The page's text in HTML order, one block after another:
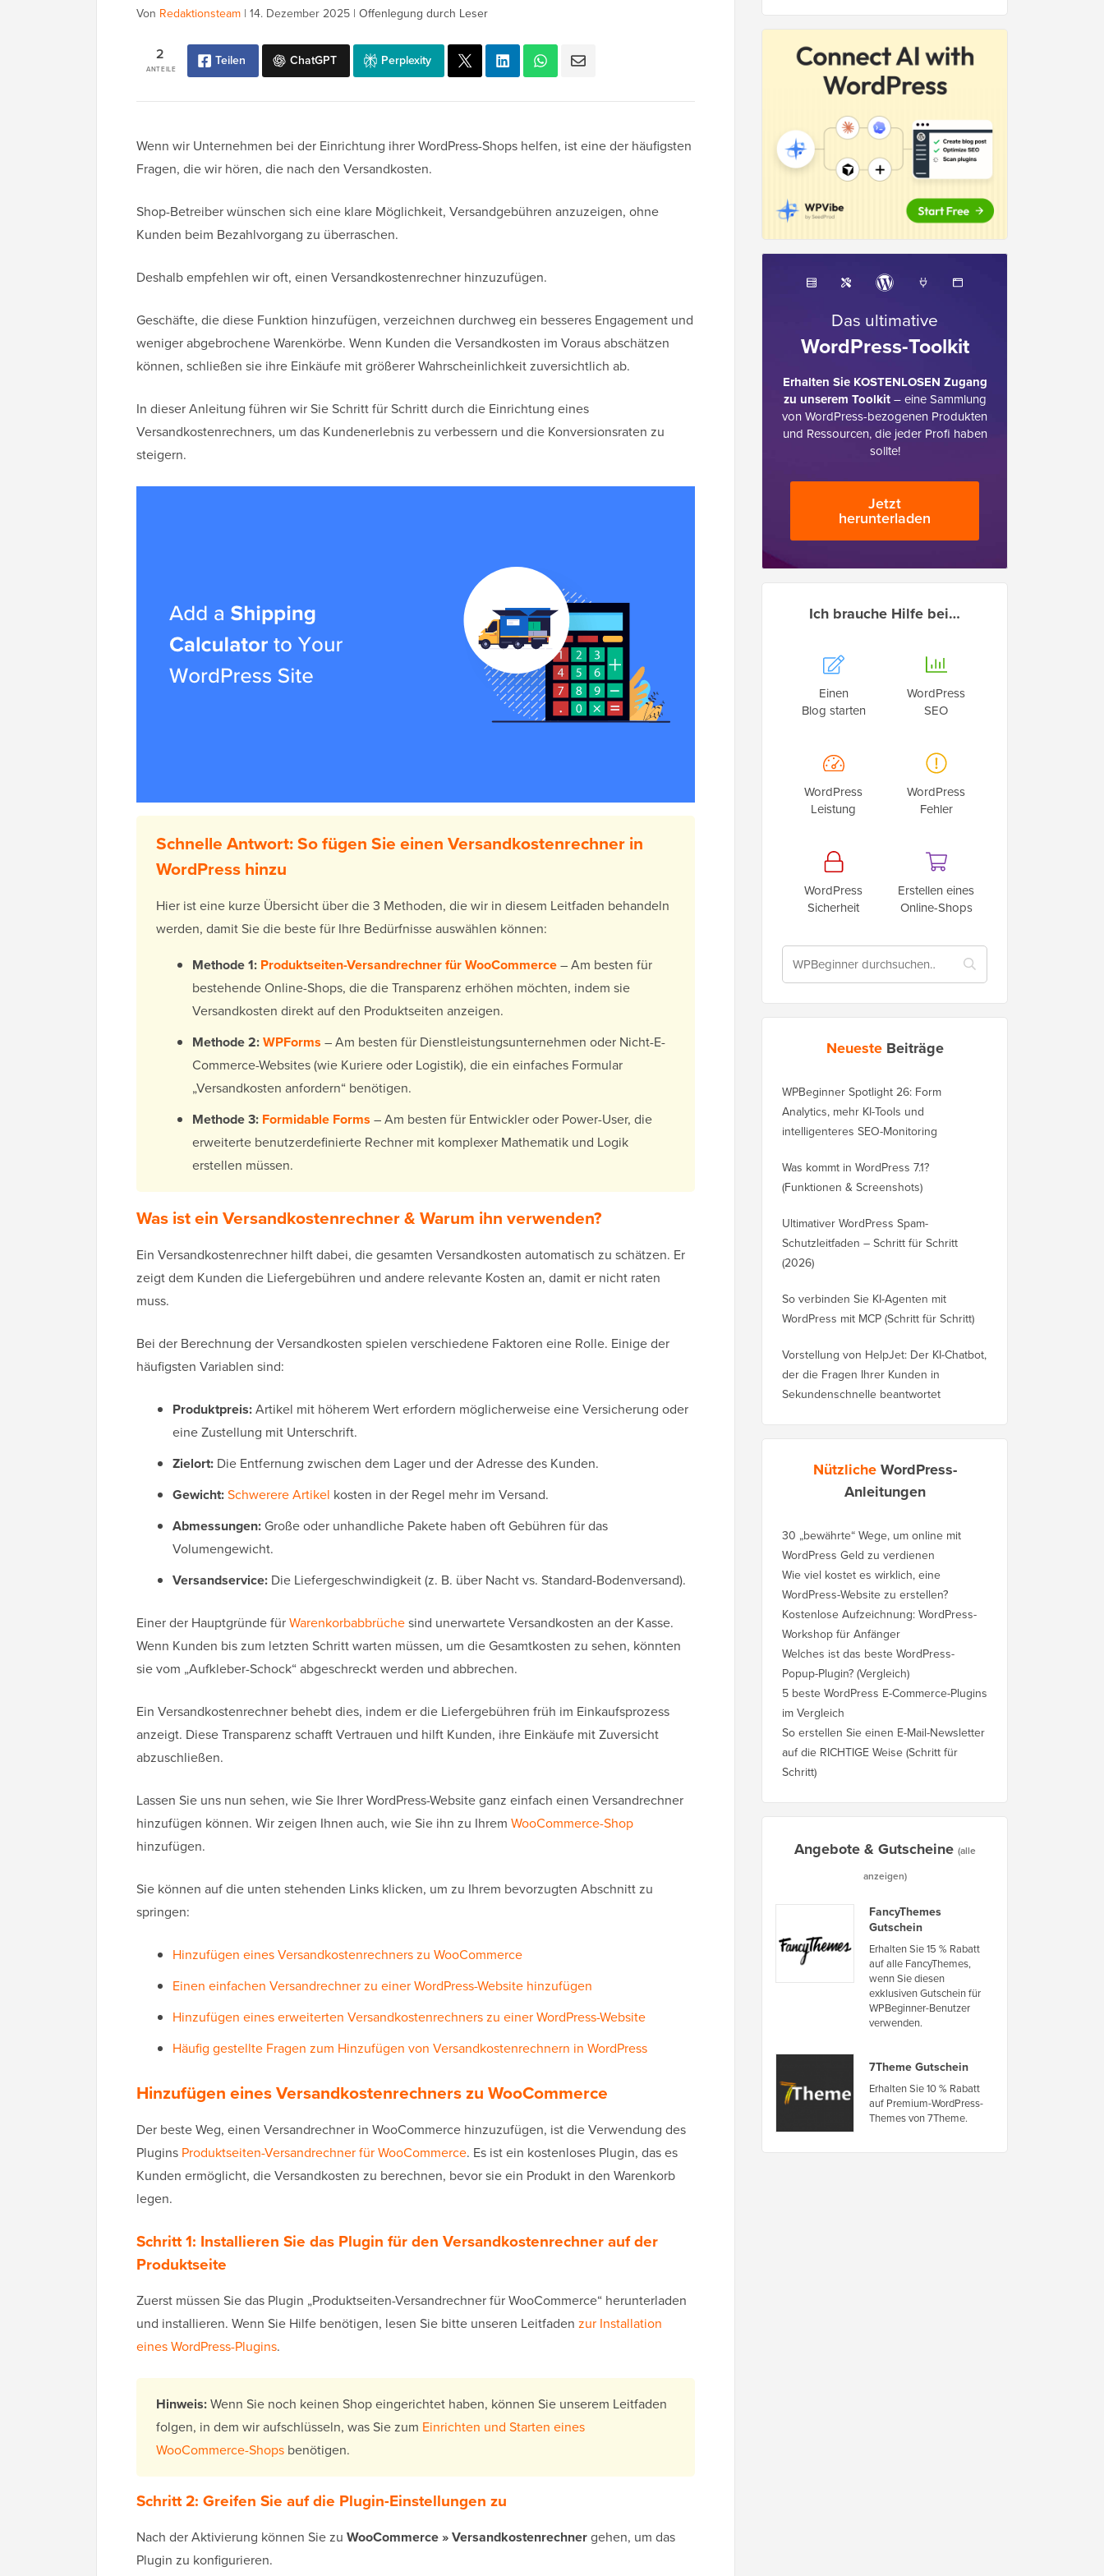
Von Redaktionsteam | 14. Dezember 2025 | Offenlegung durch Leser
ANTEILE
2 Teilen ChatGPT Perplexity
Wenn wir Unternehmen bei der Einrichtung ihrer WordPress-Shops helfen, ist eine der häufigsten
Fragen, die wir hören, die nach den Versandkosten.
Shop-Betreiber wünschen sich eine klare Möglichkeit, Versandgebühren anzuzeigen, ohne
Kunden beim Bezahlvorgang zu überraschen.
Deshalb empfehlen wir oft, einen Versandkostenrechner hinzuzufügen.
Geschäfte, die diese Funktion hinzufügen, verzeichnen durchweg ein besseres Engagement und
weniger abgebrochene Warenkörbe. Wenn Kunden die Versandkosten im Voraus abschätzen
können, schließen sie ihre Einkäufe mit größerer Wahrscheinlichkeit zuversichtlich ab.
In dieser Anleitung führen wir Sie Schritt für Schritt durch die Einrichtung eines
Versandkostenrechners, um das Kundenerlebnis zu verbessern und die Konversionsraten zu
steigern.
Schnelle Antwort: So fügen Sie einen Versandkostenrechner in
WordPress hinzu
Hier ist eine kurze Übersicht über die 3 Methoden, die wir in diesem Leitfaden behandeln
werden, damit Sie die beste für Ihre Bedürfnisse auswählen können:
Methode 1: Produktseiten-Versandrechner für WooCommerce– Am besten für
bestehende Online-Shops, die die Transparenz erhöhen möchten, indem sie
Versandkosten direkt auf den Produktseiten anzeigen.
Methode 2:WPForms – Am besten für Dienstleistungsunternehmen oder Nicht-E-
Commerce-Websites (wie Kuriere oder Logistik), die ein einfaches Formular
„Versandkosten anfordern“ benötigen.
Methode 3: Formidable Forms – Am besten für Entwickler oder Power-User, die
erweiterte benutzerdefinierte Rechner mit komplexer Mathematik und Logik
erstellen müssen.
Was ist ein Versandkostenrechner & Warum ihn verwenden?
Ein Versandkostenrechner hilft dabei, die gesamten Versandkosten automatisch zu schätzen. Er
zeigt dem Kunden die Liefergebühren und andere relevante Kosten an, damit er nicht raten
muss.
Bei der Berechnung der Versandkosten spielen verschiedene Faktoren eine Rolle. Einige der
häufigsten Variablen sind:
Produktpreis:Artikel mit höherem Wert erfordern möglicherweise eine Versicherung oder
eine Zustellung mit Unterschrift.
Zielort: Die Entfernung zwischen dem Lager und der Adresse des Kunden.
Gewicht:Schwerere Artikel kosten in der Regel mehr im Versand.
Abmessungen: Große oder unhandliche Pakete haben oft Gebühren für das
Volumengewicht.
Versandservice: Die Liefergeschwindigkeit (z. B. über Nacht vs. Standard-Bodenversand).
Einer der Hauptgründe fürWarenkorbabbrüchesind unerwartete Versandkosten an der Kasse.
Wenn Kunden bis zum letzten Schritt warten müssen, um die Gesamtkosten zu sehen, könnten
sie vom „Aufkleber-Schock“ abgeschreckt werden und abbrechen.
Ein Versandkostenrechner behebt dies, indem er die Liefergebühren früh im Einkaufsprozess
anzeigt. Diese Transparenz schafft Vertrauen und hilft Kunden, ihre Einkäufe mit Zuversicht
abzuschließen.
Lassen Sie uns nun sehen, wie Sie Ihrer WordPress-Website ganz einfach einen Versandrechner
hinzufügen können. Wir zeigen Ihnen auch, wie Sie ihn zu Ihrem WooCommerce-Shop
hinzufügen.
Sie können auf die unten stehenden Links klicken, um zu Ihrem bevorzugten Abschnitt zu
springen:
Hinzufügen eines Versandkostenrechners zu WooCommerce
Einen einfachen Versandrechner zu einer WordPress-Website hinzufügen
Hinzufügen eines erweiterten Versandkostenrechners zu einer WordPress-Website
Häufig gestellte Fragen zum Hinzufügen von Versandkostenrechnern in WordPress
Hinzufügen eines Versandkostenrechners zu WooCommerce
Der beste Weg, einen Versandrechner in WooCommerce hinzuzufügen, ist die Verwendung des
Plugins Produktseiten-Versandrechner für WooCommerce. Es ist ein kostenloses Plugin, das es
Kunden ermöglicht, die Versandkosten zu berechnen, bevor sie ein Produkt in den Warenkorb
legen.
Schritt 1: Installieren Sie das Plugin für den Versandkostenrechner auf der
Produktseite
Zuerst müssen Sie das Plugin „Produktseiten-Versandrechner für WooCommerce“ herunterladen
und installieren. Wenn Sie Hilfe benötigen, lesen Sie bitte unseren Leitfaden zur Installation
eines WordPress-Plugins.
Hinweis:Wenn Sie noch keinen Shop eingerichtet haben, können Sie unserem Leitfaden
folgen, in dem wir aufschlüsseln, was Sie zum Einrichten und Starten eines
WooCommerce-Shops benötigen.
Schritt 2: Greifen Sie auf die Plugin-Einstellungen zu
Nach der Aktivierung können Sie zu WooCommerce » Versandkostenrechnergehen, um das
Plugin zu konfigurieren.
Das ultimative
WordPress-Toolkit
Erhalten Sie KOSTENLOSEN Zugang
zu unserem Toolkit– eine Sammlung
von WordPress-bezogenen Produkten
und Ressourcen, die jeder Profi haben
sollte!
Jetzt
herunterladen
Ich brauche Hilfe bei…
Einen
Blog starten
WordPress
SEO
WordPress
Leistung
WordPress
Fehler
WordPress
Sicherheit
Erstellen eines
Online-Shops
Neueste Beiträge
WPBeginner Spotlight 26: Form
Analytics, mehr KI-Tools und
intelligenteres SEO-Monitoring
Was kommt in WordPress 7.1?
(Funktionen & Screenshots)
Ultimativer WordPress Spam-
Schutzleitfaden – Schritt für Schritt
(2026)
So verbinden Sie KI-Agenten mit
WordPress mit MCP (Schritt für Schritt)
Vorstellung von HelpJet: Der KI-Chatbot,
der die Fragen Ihrer Kunden in
Sekundenschnelle beantwortet
NützlicheWordPress-
Anleitungen
30 „bewährte“ Wege, um online mit
WordPress Geld zu verdienen
Wie viel kostet es wirklich, eine
WordPress-Website zu erstellen?
Kostenlose Aufzeichnung: WordPress-
Workshop für Anfänger
Welches ist das beste WordPress-
Popup-Plugin? (Vergleich)
5 beste WordPress E-Commerce-Plugins
im Vergleich
So erstellen Sie einen E-Mail-Newsletter
auf die RICHTIGE Weise (Schritt für
Schritt)
Angebote & Gutscheine (alle
anzeigen)
FancyThemes
Gutschein
Erhalten Sie 15 % Rabatt
auf alle FancyThemes,
wenn Sie diesen
exklusiven Gutschein für
WPBeginner-Benutzer
verwenden.
7Theme Gutschein
Erhalten Sie 10 % Rabatt
auf Premium-WordPress-
Themes von 7Theme.